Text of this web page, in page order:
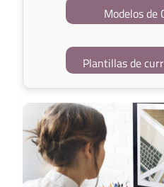
Modelos de
Plantillas de